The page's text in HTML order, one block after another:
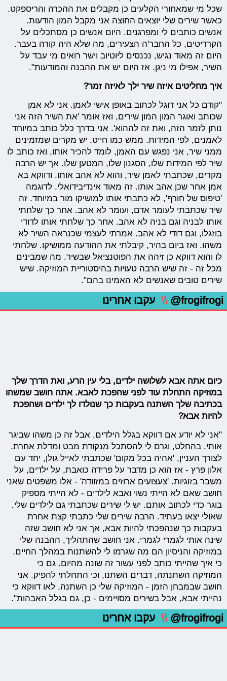
שכל מי שמאחורי הקלעים כן מקבלים את ההכרה והריספקט.
כאשר שירים שלי יוצאים החוצה אני מקבל המון הודעות.
אנשים כותבים לי ומפרגנים. היום אנשים כן מסתכלים על
הקרדיטים, כל החבר'ה הצעירים, מה שלא היה קורה בעבר.
היום זה מאוד נגיש, נכנסים ליוטיוב וישר רואים מי עבד על
השיר, אפילו מי ניגן. אז היום יש את ההבנה והמודעות".
איך מחליטים איזה שיר ילך לאיזה זמר?
"קודם כל אני דוגל לכתוב באופן אישי לאמן. אני לא אמן
שכותב ואוגר המון המון שירים, ואז אומר 'את השיר הזה אני
נותן לזמר הזה, ואת זה לההוא'. אני בדרך כלל כותב במיוחד
לאמנים, לפי המידות. ממש כמו חייט. יש מקרים שמזמינים
ממני שיר, אני נפגש עם האמן, לומד להכיר אותו, ואז כותב לו
שיר לפי המידות שלו, הסגנון שלו, המטען שלו. אך יש הרבה
מקרים, שכתבתי לאמן שיר, והוא לא אהב אותו. ודווקא בא
אמן אחר שכן אהב אותו. זה מאוד אינדיבידואלי. לדוגמה
'טיפוס של חורף', לא כתבתי אותו למושיקו מור במיוחד. זה
שיר שכתבתי לעומר אדם, ועומר לא אהב. אחר כך שלחתי
אותו לבניה וגם בניה לא אהב. אחר כך שלחתי אותו לדודי
בוזגלו, וגם דודי לא אהב. אמרתי לעצמי שכנראה השיר לא
משהו. ואז ביום בהיר, קיבלתי את ההודעה ממושיקו. שלחתי
לו והוא דווקא כן זיהה את הפוטנציאל שבשיר. מה שמבינים
מכל זה - זה שיש הרבה טעויות בהיסטוריית המוזיקה. שיש
שירים טובים שאנשים לא האמינו בהם".
@frogifrogi
\\ עקבו אחרינו
כיום אתה אבא לשלושה ילדים, בלי עין הרע, ואת הדרך שלך
במוזיקה התחלת עוד לפני שהפכת לאבא. אתה חושב שמשהו
בכתיבה שלך השתנה בעקבות כך שנולדו לך ילדים ושהפכת
להיות אבא?
"אני לא יודע אם דווקא בגלל הילדים, אבל זה כן משהו שביגר
אותי, בהחלט, וגרם לי להסתכל מנקודת מבט ומדלת אחרת.
לצורך העניין, 'אהיה בכל מקום' שכתבתי לאייל גולן, יחד עם
אלון פרץ - אז הוא כן מדבר על פרידה כואבת, על ילדים, על
משבר בזוגיות. 'צעצועים ארוזים במזוודה' - אלו משפטים שאני
חושב שאם לא הייתי נשוי ואבא לילדים - לא הייתי מספיק
בוגר כדי לכתוב אותם. יש לי שירים שכתבתי גם לילדים שלי,
שאולי יצאו בעתיד. הרבה שירים שלי כתבתי קצת אחרת
בעקבות כך שנהפכתי להיות אבא, אך אני לא חושב שזה
שינה אותי לגמרי לגמרי. אני חושב שהתהליך, ההבנה שלי
במוזיקה והניסיון הם מה שגרמו לי להשתנות במהלך החיים.
כי איך שהייתי כותב לפני עשור זה שונה מהיום. גם כי
המוזיקה השתנתה, דברים השתנו, וכי התחלתי להפיק. אני
חושב שבמבחן הזמן - המוזיקה שלי כן השתנה, לאו דווקא כי
נהייתי אבא, אבל בשירים מסויימים - כן, גם בגלל האבהות".
@frogifrogi
\\ עקבו אחרינו